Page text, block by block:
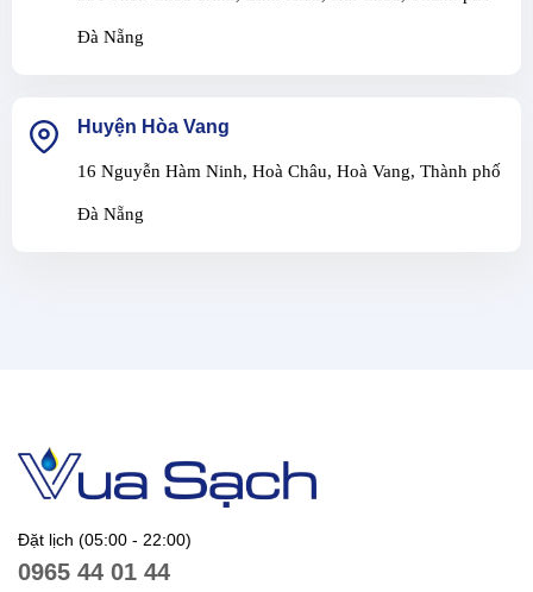
Đà Nẵng
Huyện Hòa Vang
16 Nguyễn Hàm Ninh, Hoà Châu, Hoà Vang, Thành phố
Đà Nẵng
Đặt lịch (05:00 - 22:00)
0965 44 01 44